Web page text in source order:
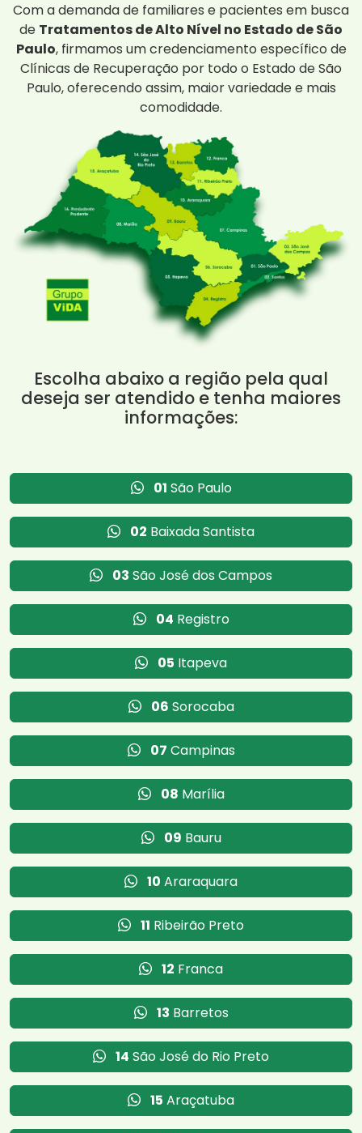
Com a demanda de familiares e pacientes em busca
de Tratamentos de Alto Nível no Estado de São
Paulo, firmamos um credenciamento específico de
Clínicas de Recuperação por todo o Estado de São
Paulo, oferecendo assim, maior variedade e mais
comodidade.
Escolha abaixo a região pela qual
deseja ser atendido e tenha maiores
informações:
01 São Paulo
02 Baixada Santista
03 São José dos Campos
04 Registro
05 Itapeva
06 Sorocaba
07 Campinas
08 Marília
09 Bauru
10 Araraquara
11 Ribeirão Preto
12 Franca
13 Barretos
14 São José do Rio Preto
15 Araçatuba